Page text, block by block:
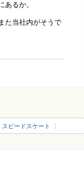
るか。
た当社内がそうで
スピードスケート